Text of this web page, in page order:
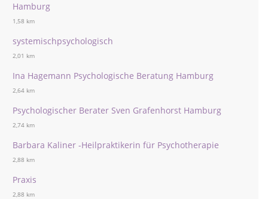
Hamburg
1,58 km
systemischpsychologisch
2,01 km
Ina Hagemann Psychologische Beratung Hamburg
2,64 km
Psychologischer Berater Sven Grafenhorst Hamburg
2,74 km
Barbara Kaliner -Heilpraktikerin für Psychotherapie
2,88 km
Praxis
2,88 km